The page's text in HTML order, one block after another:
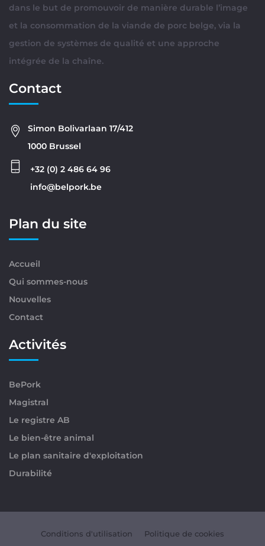
dans le but de promouvoir de manière durable l’image
et la consommation de la viande de porc belge, via la
gestion de systèmes de qualité et une approche
intégrée de la chaîne.
Contact
Simon Bolivarlaan 17/412
1000 Brussel
+32 (0) 2 486 64 96
info@belpork.be
Plan du site
Accueil
Qui sommes-nous
Nouvelles
Contact
Activités
BePork
Magistral
Le registre AB
Le bien-être animal
Le plan sanitaire d'exploitation
Durabilité
Conditions d'utilisation Politique de cookies